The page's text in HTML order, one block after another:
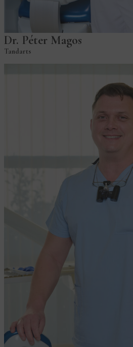
Dr. Péter Magos
Tandarts